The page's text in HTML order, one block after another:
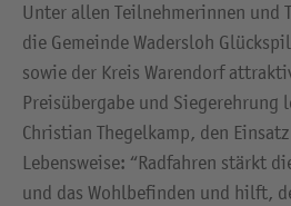
Unter allen Teilnehmerinnen und
die Gemeinde Wadersloh
sowie der Kreis Warendorf
Preisübergabe und Siegerehrung
Christian Thegelkamp, den
Lebensweise: “Radfahren stärkt
und das Wohlbefinden und hilft,